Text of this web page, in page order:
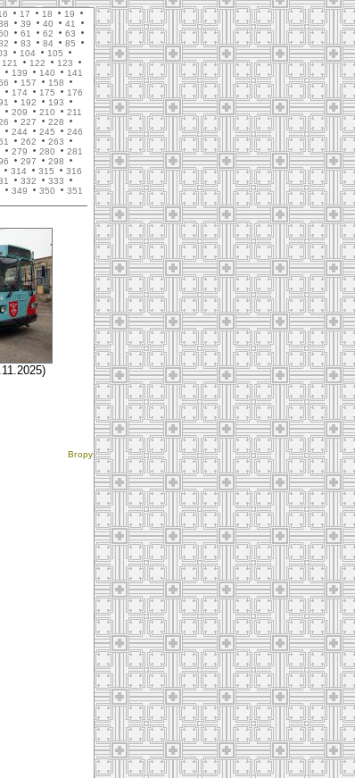
17 18
19
39 40
41
61 62
63
83 84
85
104
105
121 122
123
139 140
141
157
158
174 175
176
192
193
209 210
211
227
228
244 245
246
262
263
279 280
281
297
298
314 315
316
332
333
349 350
351
Вгору